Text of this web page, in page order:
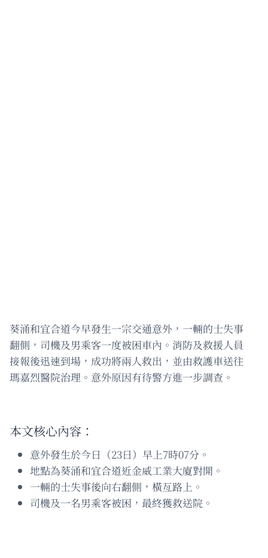
葵涌和宜合道今早發生一宗交通意外，一輛的士失事
翻側，司機及男乘客一度被困車內。消防及救援人員
接報後迅速到場，成功將兩人救出，並由救護車送往
瑪嘉烈醫院治理。意外原因有待警方進一步調查。
本文核心內容：
意外發生於今日（23日）早上7時07分。
地點為葵涌和宜合道近金威工業大廈對開。
一輛的士失事後向右翻側，橫亙路上。
司機及一名男乘客被困，最終獲救送院。